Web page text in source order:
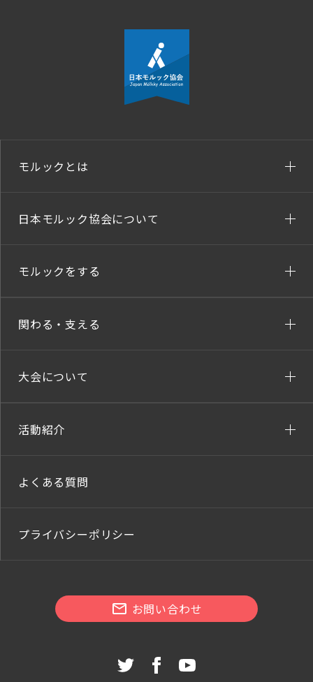
モルックとは
日本モルック協会について
モルックをする
関わる・支える
大会について
活動紹介
よくある質問
プライバシーポリシー
お問い合わせ